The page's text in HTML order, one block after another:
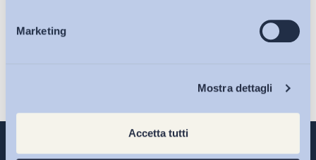
Marketing
Mostra dettagli
Accetta tutti
EventiIscriviti